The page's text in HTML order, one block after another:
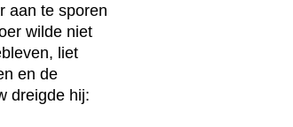
aan te sporen
wilde niet
liet
en de
dreigde hij: